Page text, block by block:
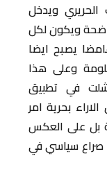
ويدخل
ويكون لكل
يصبح ايضا
وعلى هذا
في تطبيق
بحرية امر
بل على العكس
صراع سياسي في